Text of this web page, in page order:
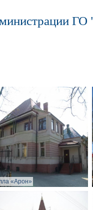
ГО
«Арон»